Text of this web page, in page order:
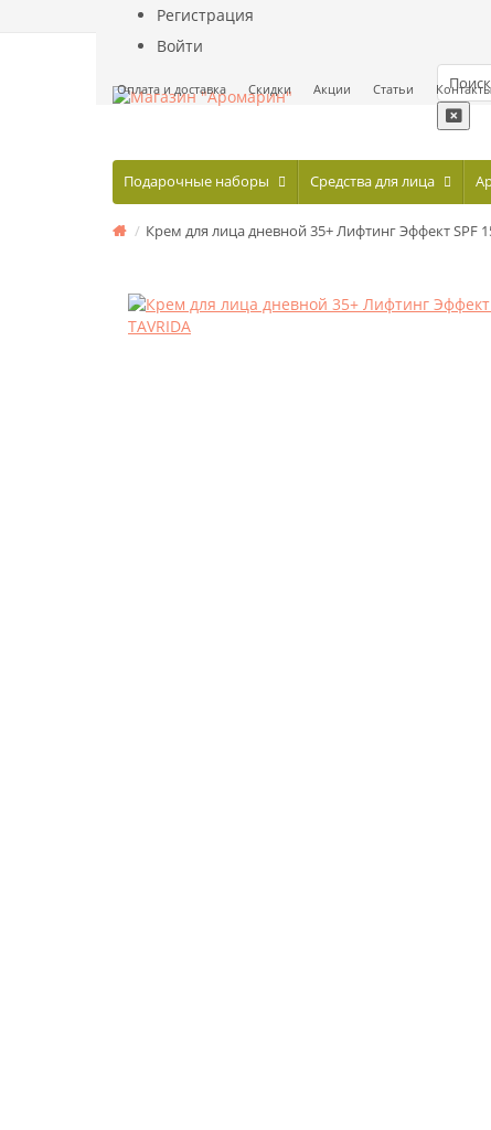
Регистрация
Войти
Оплата и доставка Скидки Акции Статьи Контакты
Подарочные наборы Средства для лица
Крем для лица дневной 35+ Лифтинг Эффект SPF